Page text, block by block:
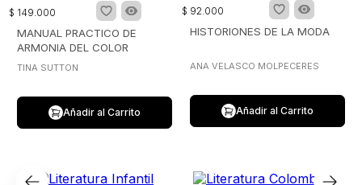
$ 149.000
MANUAL PRACTICO DE
ARMONIA DEL COLOR
TINA SUTTON
Añadir al Carrito
$ 92.000
HISTORIONES DE LA MODA
ANA VELASCO MOLPECERES
Añadir al Carrito